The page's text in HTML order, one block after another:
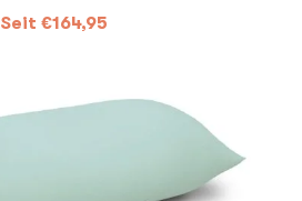
Seit €164,95